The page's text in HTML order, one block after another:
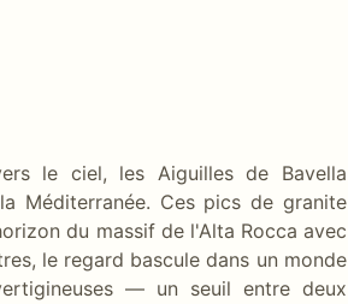
le ciel, les Aiguilles de Bavella
Méditerranée. Ces pics de granite
du massif de l'Alta Rocca avec
le regard bascule dans un monde
— un seuil entre deux